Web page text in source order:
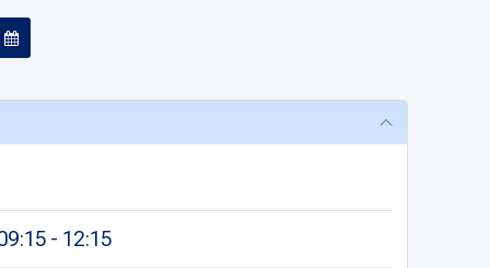
- 12:15